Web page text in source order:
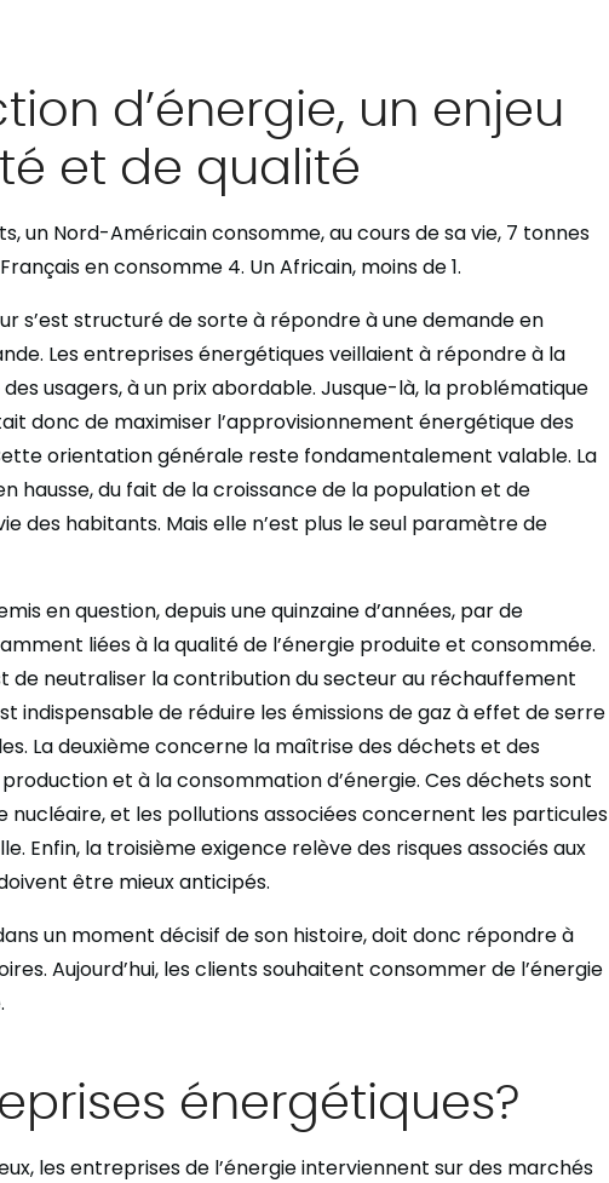
d’énergie, un enjeu
et de qualité
un Nord-Américain consomme, au cours de sa vie, 7 tonnes
en consomme 4. Un Africain, moins de 1.
s’est structuré de sorte à répondre à une demande en
Les entreprises énergétiques veillaient à répondre à la
usagers, à un prix abordable. Jusque-là, la problématique
donc de maximiser l’approvisionnement énergétique des
orientation générale reste fondamentalement valable. La
hausse, du fait de la croissance de la population et de
des habitants. Mais elle n’est plus le seul paramètre de
en question, depuis une quinzaine d’années, par de
liées à la qualité de l’énergie produite et consommée.
de neutraliser la contribution du secteur au réchauffement
indispensable de réduire les émissions de gaz à effet de serre
La deuxième concerne la maîtrise des déchets et des
et à la consommation d’énergie. Ces déchets sont
nucléaire, et les pollutions associées concernent les particules
Enfin, la troisième exigence relève des risques associés aux
être mieux anticipés.
un moment décisif de son histoire, doit donc répondre à
Aujourd’hui, les clients souhaitent consommer de l’énergie
énergétiques?
les entreprises de l’énergie interviennent sur des marchés